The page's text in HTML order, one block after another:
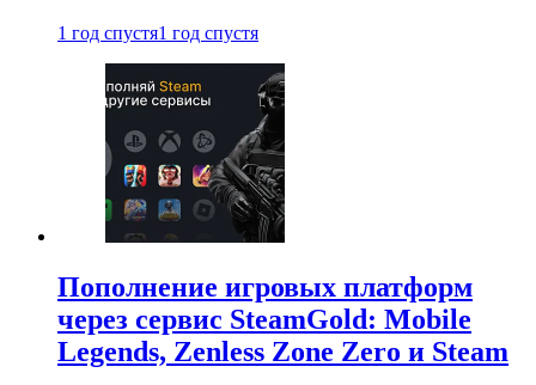
1 год спустя1 год спустя
Пополнение игровых платформ
через сервис SteamGold: Mobile
Legends, Zenless Zone Zero и Steam